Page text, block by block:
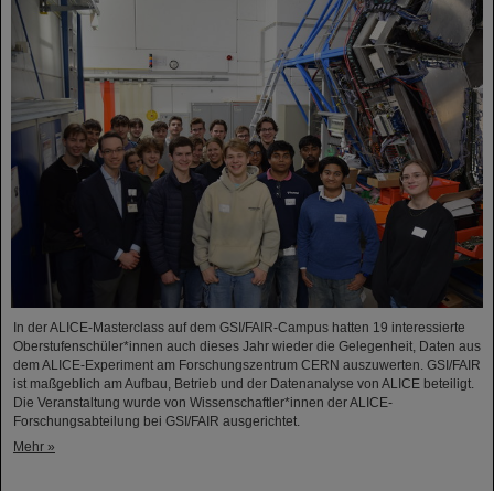
In der ALICE-Masterclass auf dem GSI/FAIR-Campus hatten 19 interessierte
Oberstufenschüler*innen auch dieses Jahr wieder die Gelegenheit, Daten aus
dem ALICE-Experiment am Forschungszentrum CERN auszuwerten. GSI/FAIR
ist maßgeblich am Aufbau, Betrieb und der Datenanalyse von ALICE beteiligt.
Die Veranstaltung wurde von Wissenschaftler*innen der ALICE-
Forschungsabteilung bei GSI/FAIR ausgerichtet.
Mehr »